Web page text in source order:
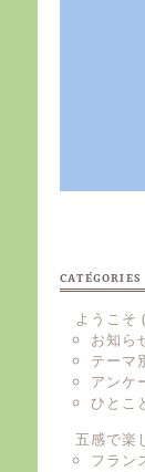
CATÉGORIES
ようこそ
お知ら
テーマ
アンケ
ひとこ
五感で楽
フラン